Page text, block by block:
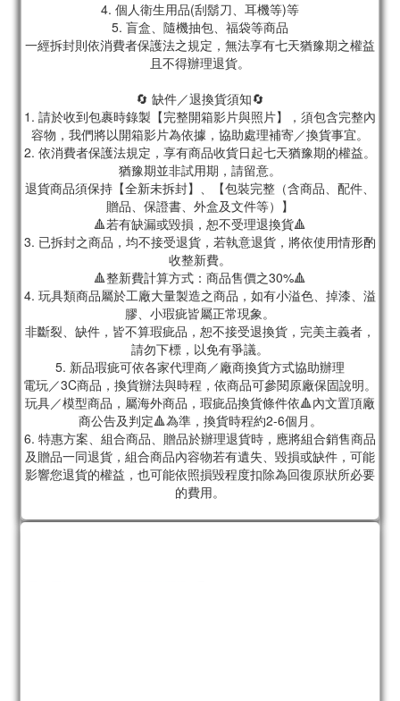
4. 個人衛生用品(刮鬍刀、耳機等)等
5. 盲盒、隨機抽包、福袋等商品
一經拆封則依消費者保護法之規定，無法享有七天猶豫期之權益
且不得辦理退貨。
🔄 缺件／退換貨須知🔄
1. 請於收到包裹時錄製【完整開箱影片與照片】，須包含完整內
容物，我們將以開箱影片為依據，協助處理補寄／換貨事宜。
2. 依消費者保護法規定，享有商品收貨日起七天猶豫期的權益。
猶豫期並非試用期，請留意。
退貨商品須保持【全新未拆封】、【包裝完整（含商品、配件、
贈品、保證書、外盒及文件等）】
🔺若有缺漏或毀損，恕不受理退換貨🔺
3. 已拆封之商品，均不接受退貨，若執意退貨，將依使用情形酌
收整新費。
🔺整新費計算方式：商品售價之30%🔺
4. 玩具類商品屬於工廠大量製造之商品，如有小溢色、掉漆、溢
膠、小瑕疵皆屬正常現象。
非斷裂、缺件，皆不算瑕疵品，恕不接受退換貨，完美主義者，
請勿下標，以免有爭議。
5. 新品瑕疵可依各家代理商／廠商換貨方式協助辦理
電玩／3C商品，換貨辦法與時程，依商品可參閱原廠保固說明。
玩具／模型商品，屬海外商品，瑕疵品換貨條件依🔺內文置頂廠
商公告及判定🔺為準，換貨時程約2-6個月。
6. 特惠方案、組合商品、贈品於辦理退貨時，應將組合銷售商品
及贈品一同退貨，組合商品內容物若有遺失、毀損或缺件，可能
影響您退貨的權益，也可能依照損毀程度扣除為回復原狀所必要
的費用。